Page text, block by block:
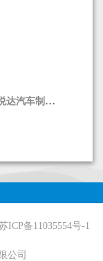
达汽车制造MOKE
ICP备11035554号-1
公司